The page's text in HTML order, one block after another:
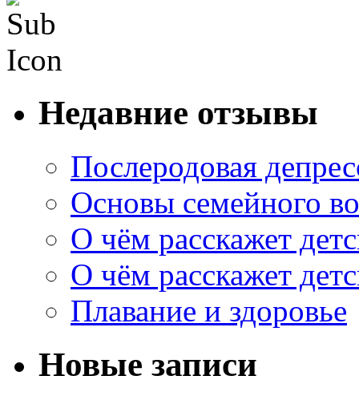
Недавние отзывы
Послеродовая
Основы семейного
О чём расскажет
О чём расскажет
Плавание и здоровье
Новые записи